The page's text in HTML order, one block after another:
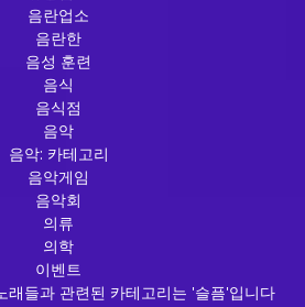
음란업소
음란한
음성 훈련
음식
음식점
음악
음악: 카테고리
음악게임
음악회
의류
의학
이벤트
래들과 관련된 카테고리는 '슬픔'입니다